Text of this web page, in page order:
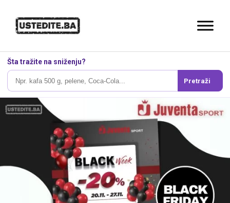
Šta tražite na sniženju?
Pretraži